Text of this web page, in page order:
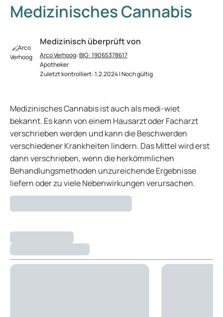
Medizinisches Cannabis
Medizinisch überprüft von
Arco Verhoog:BIG: 19065378617
Apotheker
Zuletzt kontrolliert: 1.2.2024 | Noch gültig
Medizinisches Cannabis ist auch als medi-wiet
bekannt. Es kann von einem Hausarzt oder Facharzt
verschrieben werden und kann die Beschwerden
verschiedener Krankheiten lindern. Das Mittel wird erst
dann verschrieben, wenn die herkömmlichen
Behandlungsmethoden unzureichende Ergebnisse
liefern oder zu viele Nebenwirkungen verursachen.